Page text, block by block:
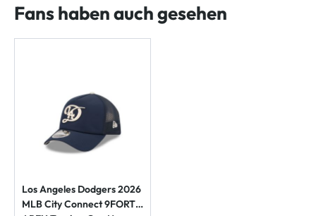
Fans haben auch gesehen
Los Angeles Dodgers 2026
MLB City Connect 9FORTY